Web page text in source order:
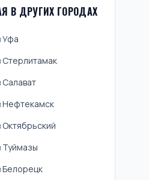
В ДРУГИХ ГОРОДАХ
Уфа
Стерлитамак
Нефтекамск
Туймазы
Белорецк